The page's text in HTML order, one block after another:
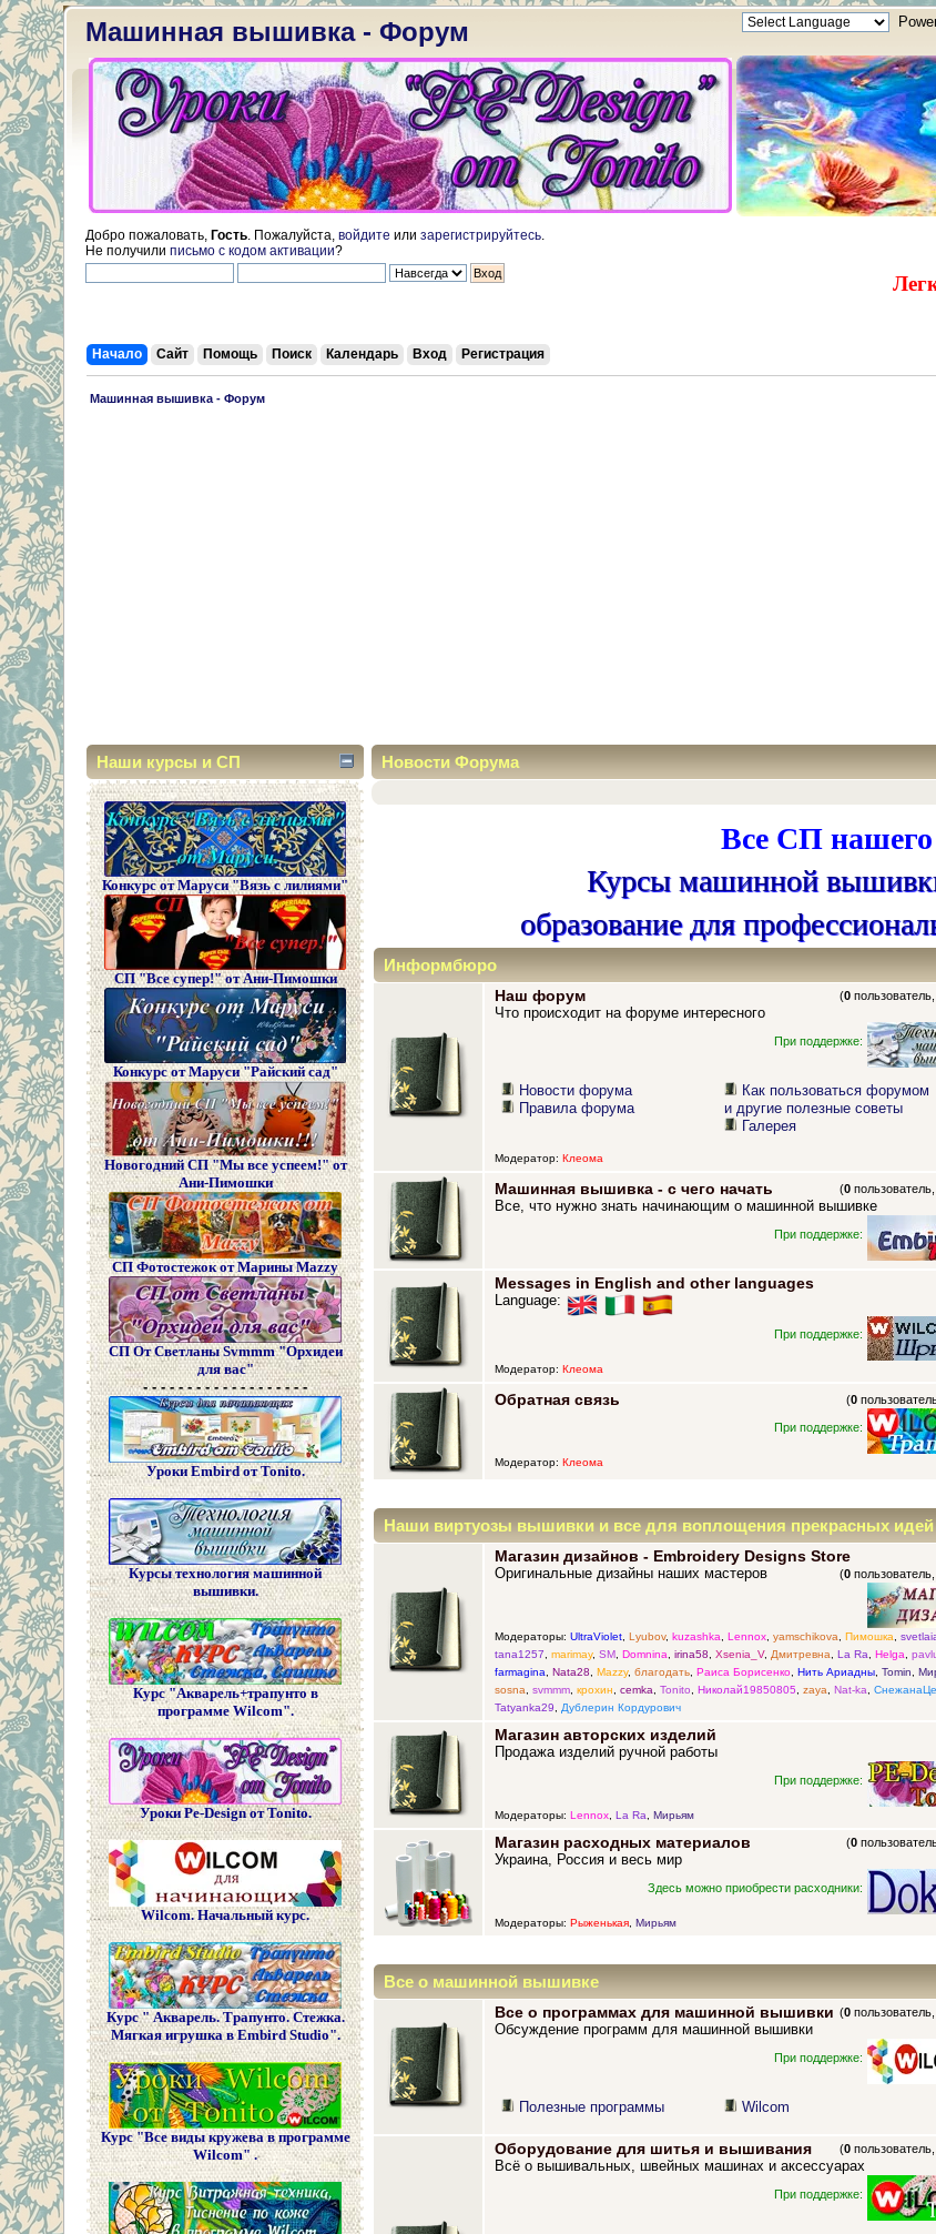
Машинная вышивка - Форум
Добро пожаловать, Гость . Пожалуйста, войдите или зарегистрируйтесь
Не получили письмо с кодом активации?
Начало Сайт Помощь Поиск Календарь Вход Регистрация
Машинная вышивка - Форум
Наши курсы и СП
Конкурс от Маруси "Вязь с лилиями"
СП "Все супер!" от Ани-Пимошки
Конкурс от Маруси "Райский сад"
Новогодний СП "Мы все успеем!" от
Ани-Пимошки
СП Фотостежок от Марины Mazzy
СП От Светланы Svmmm "Орхидеи
для вас"
- - - - - - - - - - - - - - - - - - -
Уроки Embird от Tonito.
Курсы технология машинной
вышивки.
Курс "Акварель+трапунто в
программе Wilcom".
Уроки Pe-Design от Tonito.
Wilcom. Начальный курс.
Курс " Акварель. Трапунто. Стежка.
Мягкая игрушка в Embird Studio".
Курс "Все виды кружева в программе
Wilcom" .
Новости Форума
Все СП
Курсы машинной
образование для
Информбюро
Наш форум (0
Что происходит на форуме интересного
При поддержке:
Новости форума
Правила форума
Как пользоваться форумом
и другие полезные советы
Галерея
Модератор: Клеома
Машинная вышивка - с чего начать (0
Все, что нужно знать начинающим о машинной вышивке
При поддержке:
Messages in English and other languages
Language:
При поддержке:
Модератор: Клеома
Обратная связь (0
При поддержке:
Модератор: Клеома
Наши виртуозы вышивки и все для воплощения прекрасных идей
Магазин дизайнов - Embroidery Designs Store
(0
Оригинальные дизайны наших мастеров
Модераторы: UltraViolet, Lyubov, kuzashka, Lennox, yamschikova, Пимошка,
tana1257, marimay, SM, Domnina, irina58, Xsenia_V, Дмитревна, La Ra, Helga,
farmagina, Nata28, Mazzy, благодать, Раиса Борисенко, Нить Ариадны, Tomin,
sosna, svmmm, крохин, cemka, Tonito, Николай19850805, zaya, Nat-ka,
Tatyanka29, Дублерин Кордурович
Магазин авторских изделий
Продажа изделий ручной работы
При поддержке:
Модераторы: Lennox, La Ra, Мирьям
Магазин расходных материалов (0
Украина, Россия и весь мир
Здесь можно приобрести расходники:
Модераторы: Рыженькая, Мирьям
Все о машинной вышивке
Все о программах для машинной вышивки (0
Обсуждение программ для машинной вышивки
При поддержке:
Полезные программы Wilcom
Оборудование для шитья и вышивания (0
Всё о вышивальных, швейных машинах и аксессуарах
При поддержке: